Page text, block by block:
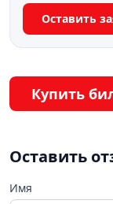
Оставить
Купить
Оставить
Имя